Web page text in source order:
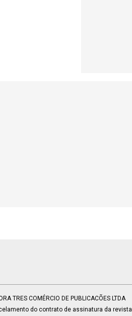
TRES COMÉRCIO DE PUBLICACÕES LTDA
do contrato de assinatura da revista